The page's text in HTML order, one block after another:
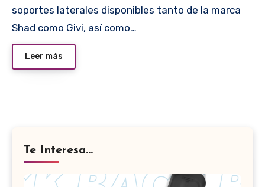
soportes laterales disponibles tanto de la marca
Shad como Givi, así como…
Leer más
Te Interesa...